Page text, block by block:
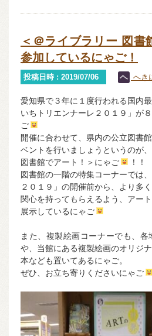
＜＠ライブラリー 図書
参加しているにゃご！
投稿日時 : 2019/07/06 へき
愛知県で３年に１度行われる国内
いちトリエンナーレ２０１９」が
ご
開催に合わせて、県内の公立図書
ベントを行いましょうというのが
図書館でアート！＞にゃご
！！
図書館の一階の特集コーナーでは
２０１９」の開催前から、より多
関心を持ってもらえるよう、アー
展示しているにゃご
また、複製絵画コーナーでも、
や、当館にある複製絵画のオリジ
本なども置いてあるにゃご。
ぜひ、お立ち寄りくださいにゃご